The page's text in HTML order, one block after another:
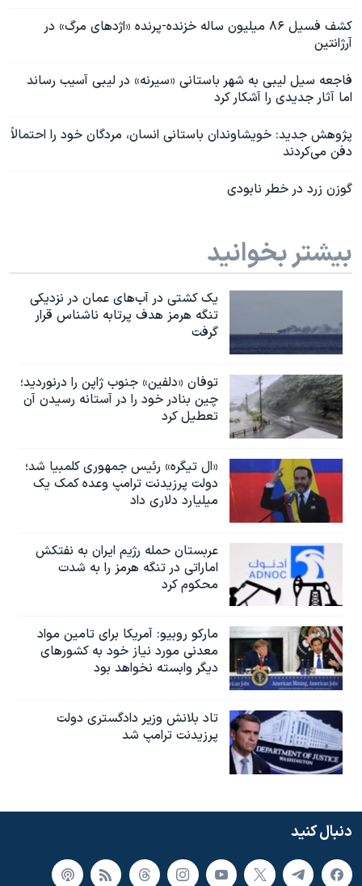
کشف فسیل ۸۶ میلیون ساله خزنده-پرنده «اژدهای مرگ» در
آرژانتین
فاجعه سیل لیبی به شهر باستانی «سیرنه» در لیبی آسیب رساند
اما آثار جدیدی را آشکار کرد
پژوهش جدید: خویشاوندان باستانی انسان، مردگان خود را احتمالاً
دفن می‌کردند
گوزن زرد در خطر نابودی
بیشتر بخوانید
یک کشتی در آب‌های عمان در نزدیکی
تنگه هرمز هدف پرتابه ناشناس قرار
گرفت
توفان «دلفین» جنوب ژاپن را درنوردید؛
چین بنادر خود را در آستانه رسیدن آن
تعطیل کرد
«ال تیگره» رئیس جمهوری کلمبیا شد؛
دولت پرزیدنت ترامپ وعده کمک یک
میلیارد دلاری داد
عربستان حمله رژیم ایران به نفتکش
اماراتی در تنگه هرمز را به‌ شدت
محکوم کرد
مارکو روبیو: آمریکا برای تامین مواد
معدنی مورد نیاز خود به کشورهای
دیگر وابسته نخواهد بود
تاد بلانش وزیر دادگستری دولت
پرزیدنت ترامپ شد
دنبال کنید